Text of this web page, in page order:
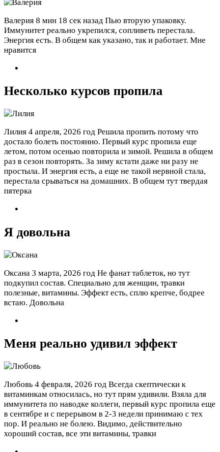
Валерия 8 мин 18 сек назад Пью вторую упаковку.
Иммунитет реально укрепился, сопливеть перестала.
Энергия есть. В общем как указано, так и работает. Мне
нравится
Несколько курсов пропила
Лилия 4 апреля, 2026 год Решила пропить потому что
достало болеть постоянно. Первый курс пропила еще
летом, потом осенью повторила и зимой. Решила в общем
раз в сезон повторять. За зиму кстати даже ни разу не
простыла. И энергия есть, а еще не такой нервной стала,
перестала срываться на домашних. В общем тут твердая
пятерка
Я довольна
Оксана 3 марта, 2026 год Не фанат таблеток, но тут
подкупил состав. Специально для женщин, травки
полезные, витамины. Эффект есть, сплю крепче, бодрее
встаю. Довольна
Меня реально удивил эффект
Любовь 4 февраля, 2026 год Всегда скептически к
витаминкам относилась, но тут прям удивили. Взяла для
иммунитета по наводке коллеги, первый курс пропила еще
в сентябре и с перерывом в 2-3 недели принимаю с тех
пор. И реально не болею. Видимо, действительно
хороший состав, все эти витамины, травки